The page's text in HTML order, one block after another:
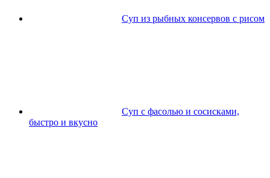
Суп из рыбных консервов с рисом
Суп с фасолью и сосисками,
быстро и вкусно